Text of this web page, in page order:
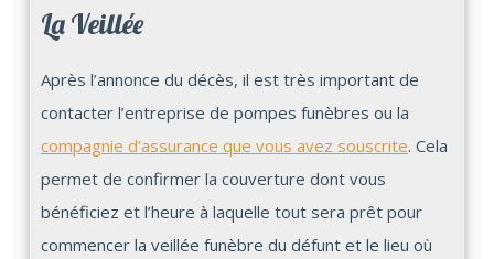
La Veillée
Après l’annonce du décès, il est très important de
contacter l’entreprise de pompes funèbres ou la
compagnie d’assurance que vous avez souscrite. Cela
permet de confirmer la couverture dont vous
bénéficiez et l’heure à laquelle tout sera prêt pour
commencer la veillée funèbre du défunt et le lieu où